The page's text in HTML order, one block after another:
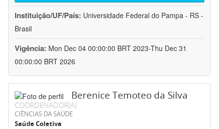
Instituição/UF/País: Universidade Federal do Pampa - RS -
Brasil
Vigência: Mon Dec 04 00:00:00 BRT 2023-Thu Dec 31
00:00:00 BRT 2026
Berenice Temoteo da Silva
COORDENADOR(A)
CIÊNCIAS DA SAÚDE
Saúde Coletiva